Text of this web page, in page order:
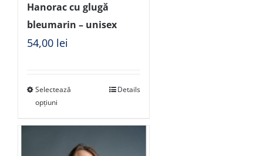
Hanorac cu glugă
bleumarin – unisex
54,00 lei
Selectează
opțiuni
Details